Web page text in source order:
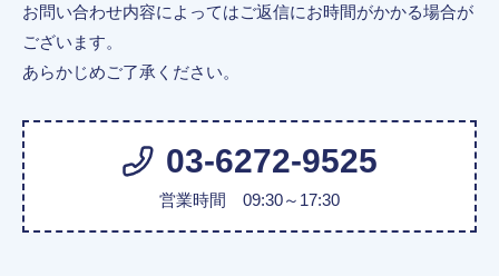
お問い合わせ内容によってはご返信にお時間がかかる場合が
ございます。
あらかじめご了承ください。
03-6272-9525
営業時間 09:30～17:30